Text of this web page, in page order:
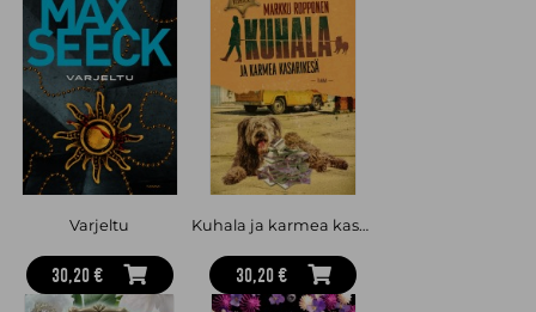
Varjeltu
30,20 €
Kuhala ja karmea kasarikesä
30,20 €